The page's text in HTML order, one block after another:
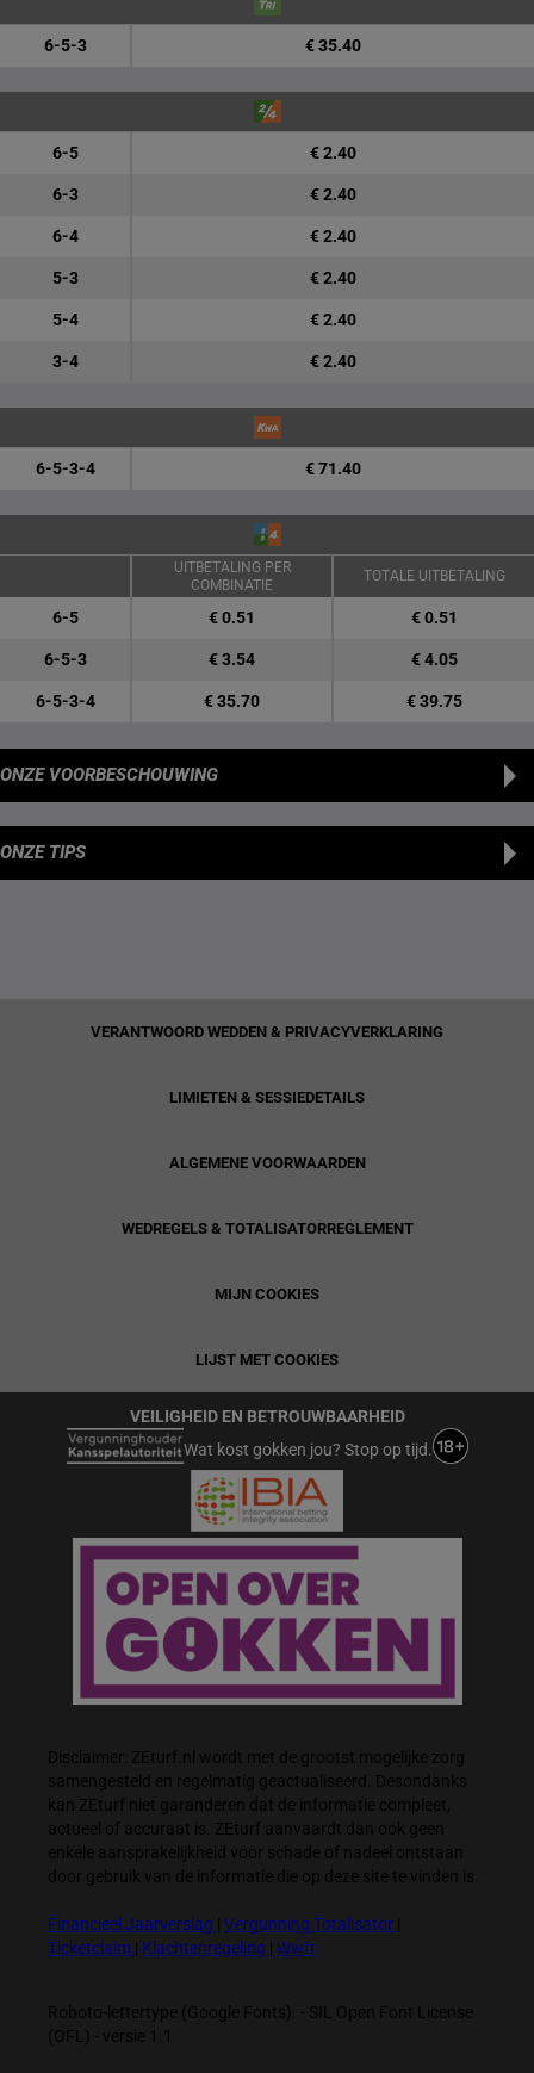
6-5-3 € 35.40
6-5 € 2.40
6-3 € 2.40
6-4 € 2.40
5-3 € 2.40
5-4 € 2.40
3-4 € 2.40
6-5-3-4 € 71.40
UITBETALING PER
COMBINATIE
TOTALE UITBETALING
6-5 € 0.51 € 0.51
6-5-3 € 3.54 € 4.05
6-5-3-4 € 35.70 € 39.75
ONZE VOORBESCHOUWING
ONZE TIPS
VERANTWOORD WEDDEN & PRIVACYVERKLARING
LIMIETEN & SESSIEDETAILS
ALGEMENE VOORWAARDEN
WEDREGELS & TOTALISATORREGLEMENT
MIJN COOKIES
LIJST MET COOKIES
VEILIGHEID EN BETROUWBAARHEID
Wat kost gokken jou? Stop op tijd.
Disclaimer: ZEturf.nl wordt met de grootst mogelijke zorg
samengesteld en regelmatig geactualiseerd. Desondanks
kan ZEturf niet garanderen dat de informatie compleet,
actueel of accuraat is. ZEturf aanvaardt dan ook geen
enkele aansprakelijkheid voor schade of nadeel ontstaan
door gebruik van de informatie die op deze site te vinden is.
Financieel Jaarverslag Vergunning Totalisator
Ticketclaim
Klachtenregeling Wwft
Roboto-lettertype (Google Fonts). - SIL Open Font License
(OFL) - versie 1.1